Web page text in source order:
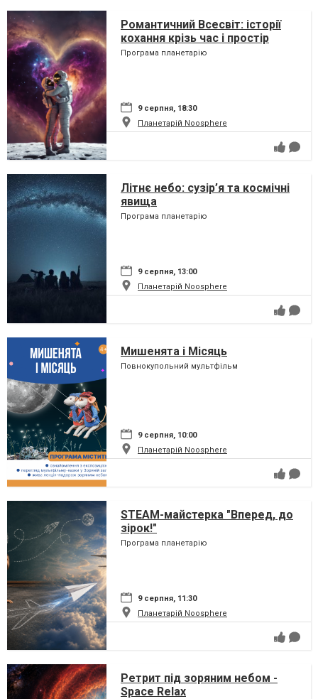
Романтичний Всесвіт: історії
кохання крізь час і простір
Програма планетарію
9 серпня, 18:30
Планетарій Noosphere
Літнє небо: сузір’я та космічні
явища
Програма планетарію
9 серпня, 13:00
Планетарій Noosphere
Мишенята і Місяць
Повнокупольний мультфільм
9 серпня, 10:00
Планетарій Noosphere
STEAM-майстерка "Вперед, до
зірок!"
Програма планетарію
9 серпня, 11:30
Планетарій Noosphere
Ретрит під зоряним небом -
Space Relax